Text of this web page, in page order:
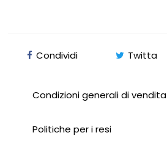
Condividi Twitta
Condizioni generali di vendita
Politiche per i resi